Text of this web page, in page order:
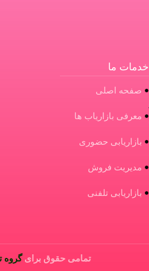
خدمات ما
صفحه اصلی
معرفی بازاریاب ها
بازاریابی حضوری
مدیریت فروش
بازاریابی تلفنی
تمامی حقوق برایگروه